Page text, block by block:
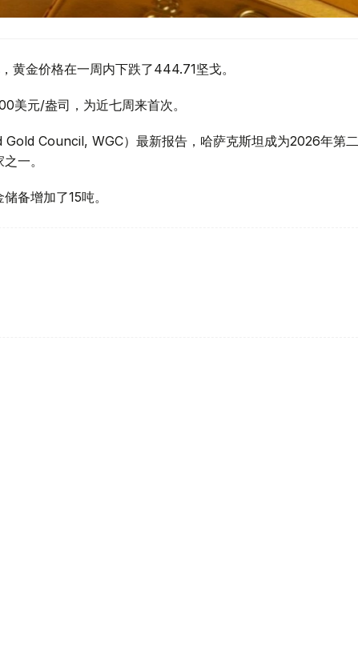
黄金价格在一周内下跌了444.71坚戈。
美元/盎司，为近七周来首次。
Gold Council, WGC）最新报告，哈萨克斯坦成为2026年第二
一。
备增加了15吨。